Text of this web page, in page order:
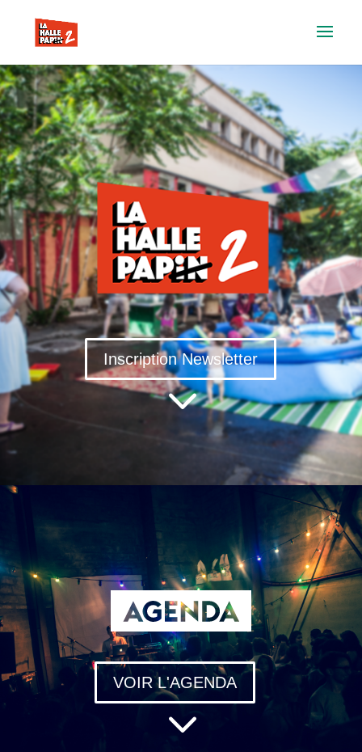
Inscription Newsletter
3
VOIR L'AGENDA
3